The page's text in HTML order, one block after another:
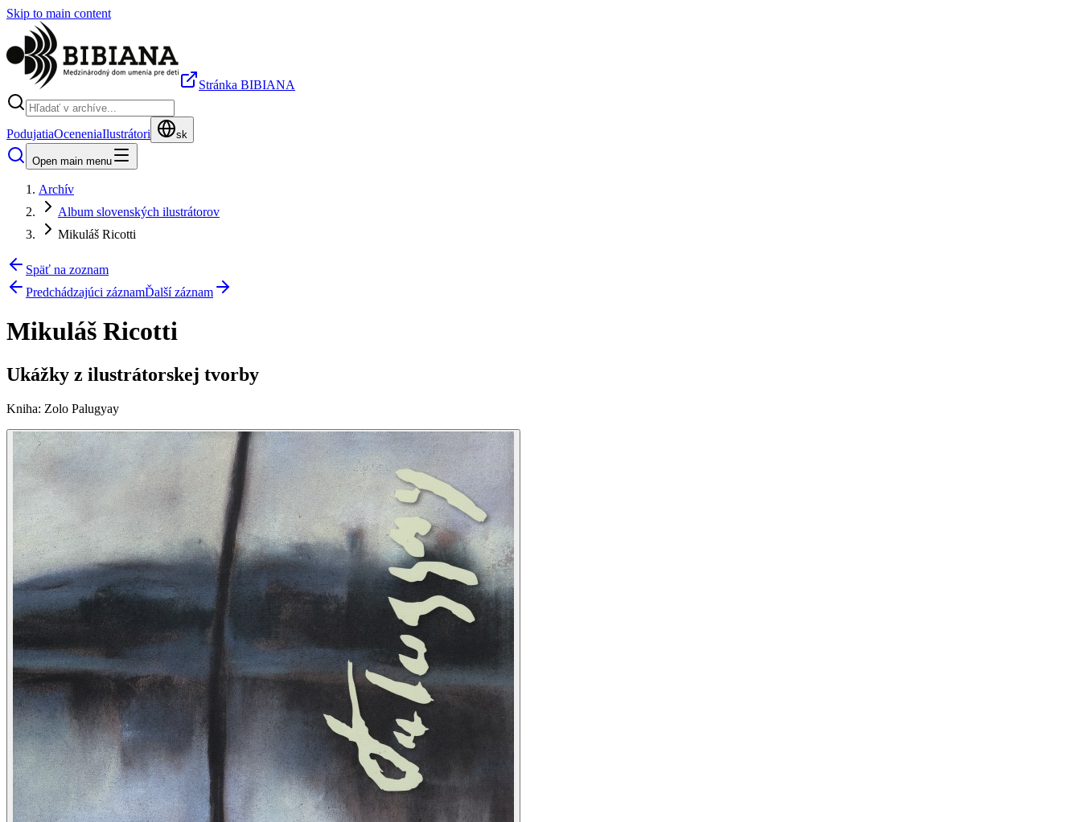
Skip to main content
Stránka BIBIANA
PodujatiaOceneniaIlustrátori sk
Open main menu
Archív
Album slovenských ilustrátorov
Mikuláš Ricotti
Späť na zoznam
Predchádzajúci záznamĎalší záznam
Mikuláš Ricotti
Ukážky z ilustrátorskej tvorby
Kniha: Zolo Palugyay